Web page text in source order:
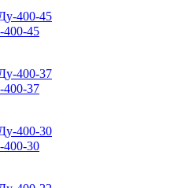
45
37
30